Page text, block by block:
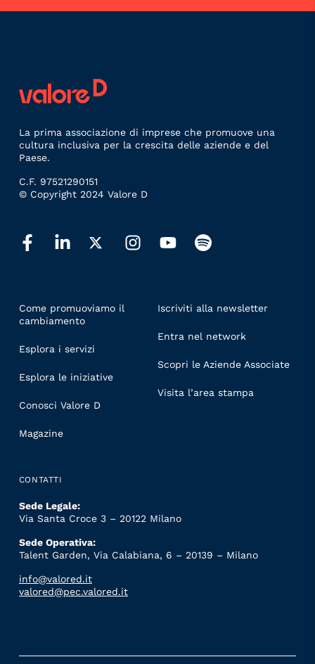
La prima associazione di imprese che promuove una
cultura inclusiva per la crescita delle aziende e del
Paese.
C.F. 97521290151
© Copyright 2024 Valore D
Come promuoviamo il
cambiamento
Esplora i servizi
Esplora le iniziative
Conosci Valore D
Magazine
Iscriviti alla newsletter
Entra nel network
Scopri le Aziende Associate
Visita l’area stampa
CONTATTI
Sede Legale:
Via Santa Croce 3 – 20122 Milano
Sede Operativa:
Talent Garden, Via Calabiana, 6 – 20139 – Milano
info@valored.it
valored@pec.valored.it